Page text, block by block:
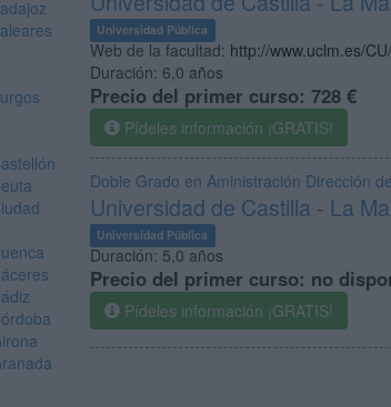
Universidad Pública
Web de la facultad: http://www.uclm.es/
Duración: 6,0 años
Precio del primer curso: 728 €
Pídeles información ¡GRATIS!
Doble Grado en Aministración Dirección
Universidad de Castilla - La
Universidad Pública
Duración: 5,0 años
Precio del primer curso: no
Pídeles información ¡GRATIS!